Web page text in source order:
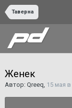
Таверна
Женек
Автор: Qreeq, 15 мая в